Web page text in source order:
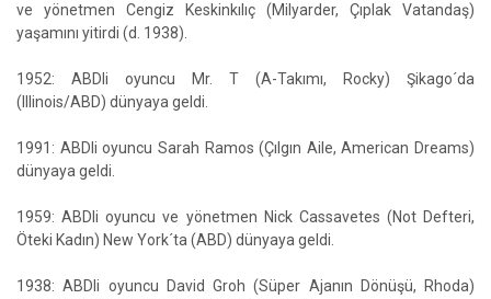
ve yönetmen Cengiz Keskinkılıç (Milyarder, Çıplak Vatandaş)
yaşamını yitirdi (d. 1938).
1952: ABDli oyuncu Mr. T (A-Takımı, Rocky) Şikago´da
(Illinois/ABD) dünyaya geldi.
1991: ABDli oyuncu Sarah Ramos (Çılgın Aile, American Dreams)
dünyaya geldi.
1959: ABDli oyuncu ve yönetmen Nick Cassavetes (Not Defteri,
Öteki Kadın) New York´ta (ABD) dünyaya geldi.
1938: ABDli oyuncu David Groh (Süper Ajanın Dönüşü, Rhoda)